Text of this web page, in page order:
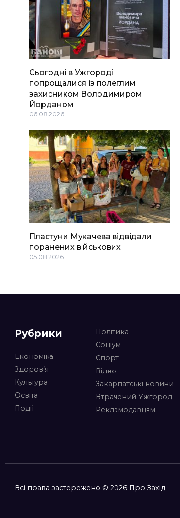
Сьогодні в Ужгороді
попрощалися із полеглим
захисником Володимиром
Йорданом
06.08.2026
Пластуни Мукачева відвідали
поранених військових
05.08.2026
Рубрики
Економіка
Здоров’я
Культура
Освіта
Події
Політика
Соціум
Спорт
Відео
Закарпатські новини
Втрачений Ужгород
Рекламодавцям
Всі права застережено © 2026 Про Захід